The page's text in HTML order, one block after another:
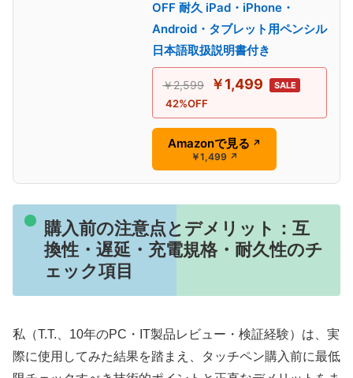
OFF 耐久 iPad・iPhone・
Android・タブレット用ペンシル
日本語取扱説明書付き
￥2,599 ￥1,499 SALE
42%OFF
Amazonで見る ↗
￥1,499 ↗
購入前の注意点とデメリット：互
換性・遅延・充電規格・耐久性のチ
ェック項目
私（T.T.、10年のPC・IT製品レビュー・検証経験）は、実
際に使用してみた結果を踏まえ、タッチペン購入前に最低